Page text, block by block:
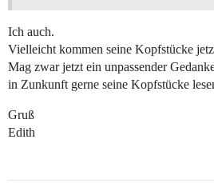
Ich auch.
Vielleicht kommen seine Kopfstücke
Mag zwar jetzt ein unpassender
in Zunkunft gerne seine Kopfstücke
Gruß
Edith